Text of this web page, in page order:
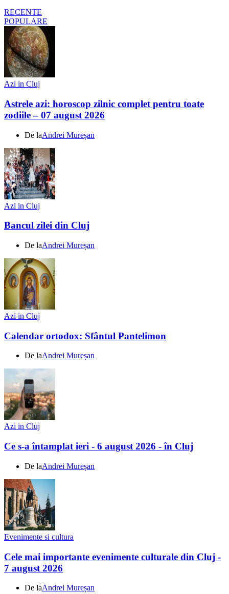
RECENTE
POPULARE
Azi in Cluj
Astrele azi: horoscop zilnic complet pentru toate
zodiile – 07 august 2026
De laAndrei Mureșan
Azi in Cluj
Bancul zilei din Cluj
De laAndrei Mureșan
Azi in Cluj
Calendar ortodox: Sfântul Pantelimon
De laAndrei Mureșan
Azi in Cluj
Ce s-a întamplat ieri - 6 august 2026 - în Cluj
De laAndrei Mureșan
Evenimente si cultura
Cele mai importante evenimente culturale din Cluj -
7 august 2026
De laAndrei Mureșan